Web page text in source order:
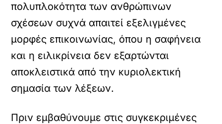
πολυπλοκότητα των ανθρώπινων
σχέσεων συχνά απαιτεί εξελιγμένες
μορφές επικοινωνίας, όπου η σαφήνεια
και η ειλικρίνεια δεν εξαρτώνται
αποκλειστικά από την κυριολεκτική
σημασία των λέξεων.
Πριν εμβαθύνουμε στις συγκεκριμένες